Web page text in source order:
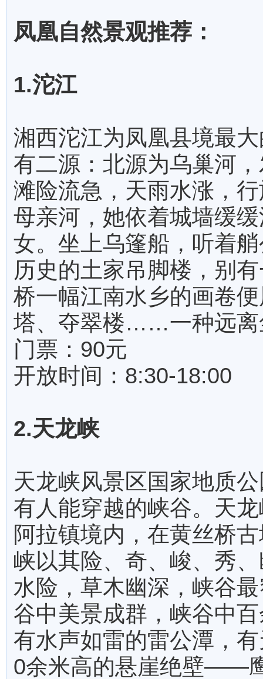
凤凰自然景观推荐：
1.沱江
湘西沱江为凤凰县境最
有二源：北源为乌巢河
滩险流急，天雨水涨，
母亲河，她依着城墙缓
女。坐上乌篷船，听着
历史的土家吊脚楼，别
桥一幅江南水乡的画卷
塔、夺翠楼……一种远离
门票：90元
开放时间：8:30-18:00
2.天龙峡
天龙峡风景区国家地质
有人能穿越的峡谷。天
阿拉镇境内，在黄丝桥
峡以其险、奇、峻、秀
水险，草木幽深，峡谷
谷中美景成群，峡谷中
有水声如雷的雷公潭，
0余米高的悬崖绝壁——